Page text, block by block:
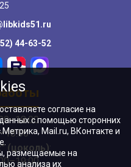
44-63-52
(цоколь):
согласие на
с помощью сторонних
Mail.ru, ВКонтакте и
размещаемые на
анализа их